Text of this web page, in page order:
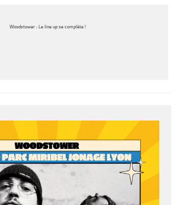
Woodstower : Le line up se complète !